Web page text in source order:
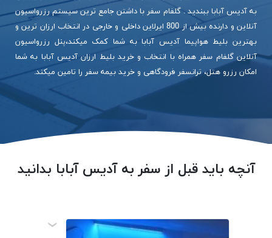
به آدیس آبابا ببندید . گلفام سفر با داشتن جامع ترین سیستم رزرواسیون
آنلاین و دارنده بیش از 800 ایرلاین داخلی و خارجی در انتخاب ارزان ترین و
بهترین بلیط هواپیما آدیس آبابا به شما کمک میکند،پنل رزرواسیون
آنلاین گلفام سفر همراه با انتخاب و خرید بلیط ارزان آدیس آبابا به شما
امکان رزرو هتل، ترانسفر فرودگاهی و خرید بیمه سفر را تامین میکند.
آنچه باید قبل از سفر به آدیس آبابا بدانید
‹